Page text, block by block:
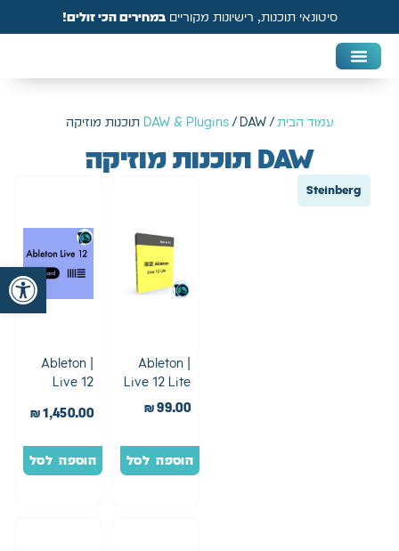
סיטונאי תוכנות, רישיונות מקורייםבמחירים הכי זולים!
עמוד הבית/
DAW & Plugins/ DAW תוכנות מוזיקה
DAW תוכנות מוזיקה
Steinberg
Ableton |
Live 12 Lite
₪99.00
הוספה לסל
Ableton |
Live 12
₪1,450.00
הוספה לסל